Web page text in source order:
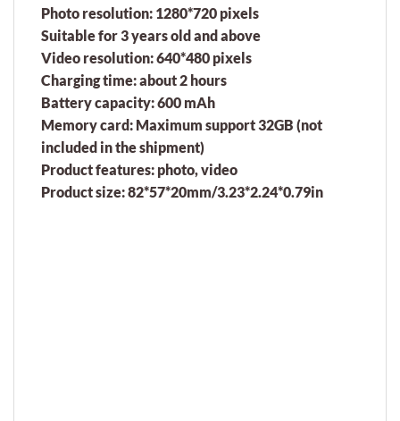
Photo resolution: 1280*720 pixels
Suitable for 3 years old and above
Video resolution: 640*480 pixels
Charging time: about 2 hours
Battery capacity: 600 mAh
Memory card: Maximum support 32GB (not
included in the shipment)
Product features: photo, video
Product size: 82*57*20mm/3.23*2.24*0.79in